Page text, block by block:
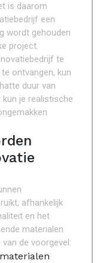
is daarom
een
wordt gehouden
project.
te
ontvangen, kun
duur van
je realistische
afhankelijk
en het
materialen
de voorgevel: